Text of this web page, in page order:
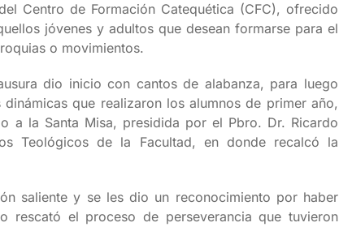
Centro de Formación Catequética (CFC), ofrecido
jóvenes y adultos que desean formarse para el
o movimientos.
dio inicio con cantos de alabanza, para luego
que realizaron los alumnos de primer año,
a la Santa Misa, presidida por el Pbro. Dr. Ricardo
Teológicos de la Facultad, en donde recalcó la
saliente y se les dio un reconocimiento por haber
rescató el proceso de perseverancia que tuvieron